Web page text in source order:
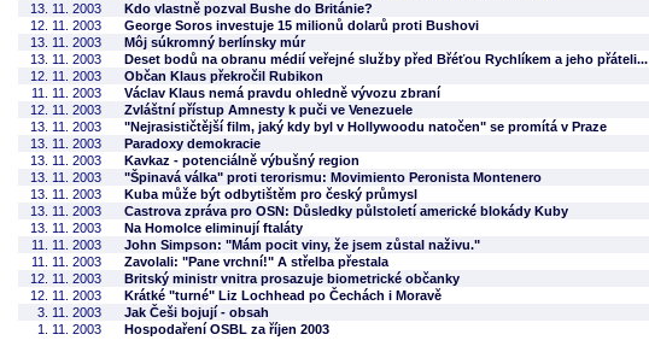
13. 11. 2003
Kdo vlastně pozval Bushe do Británie?
12. 11. 2003
George Soros investuje 15 milionů dolarů proti Bushovi
13. 11. 2003
Môj súkromný berlínsky múr
13. 11. 2003
Deset bodů na obranu médií veřejné služby před Břéťou Rychlíkem a jeho přáteli...
12. 11. 2003
Občan Klaus překročil Rubikon
11. 11. 2003
Václav Klaus nemá pravdu ohledně vývozu zbraní
12. 11. 2003
Zvláštní přístup Amnesty k puči ve Venezuele
13. 11. 2003
"Nejrasističtější film, jaký kdy byl v Hollywoodu natočen" se promítá v Praze
13. 11. 2003
Paradoxy demokracie
13. 11. 2003
Kavkaz - potenciálně výbušný region
13. 11. 2003
"Špinavá válka" proti terorismu: Movimiento Peronista Montenero
13. 11. 2003
Kuba může být odbytištěm pro český průmysl
13. 11. 2003
Castrova zpráva pro OSN: Důsledky půlstoletí americké blokády Kuby
13. 11. 2003
Na Homolce eliminují ftaláty
11. 11. 2003
John Simpson: "Mám pocit viny, že jsem zůstal naživu."
11. 11. 2003
Zavolali: "Pane vrchní!" A střelba přestala
12. 11. 2003
Britský ministr vnitra prosazuje biometrické občanky
12. 11. 2003
Krátké "turné" Liz Lochhead po Čechách i Moravě
3. 11. 2003
Jak Češi bojují - obsah
1. 11. 2003
Hospodaření OSBL za říjen 2003